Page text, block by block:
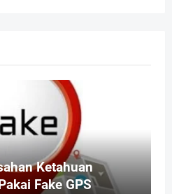
Ketahuan
Fake GPS